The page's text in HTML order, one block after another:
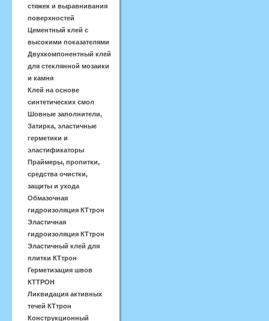
стяжек и выравнивания
поверхностей
Цементный клей с
высокими показателями
Двухкомпонентный клей
для стеклянной мозаики
и камня
Клей на основе
синтетических смол
Шовные заполнители,
Затирка, эластичные
герметики и
эластификаторы
Праймеры, пропитки,
средства очистки,
защиты и ухода
Обмазочная
гидроизоляция КТтрон
Эластичная
гидроизоляция КТтрон
Эластичный клей для
плитки КТтрон
Герметизация швов
КТТРОН
Ликвидация активных
течей КТтрон
Конструкционный